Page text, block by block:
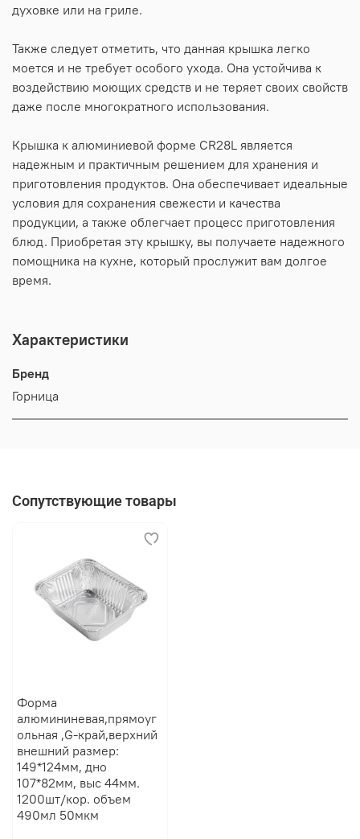
духовке или на гриле.
Также следует отметить, что данная крышка легко
моется и не требует особого ухода. Она устойчива к
воздействию моющих средств и не теряет своих свойств
даже после многократного использования.
Крышка к алюминиевой форме CR28L является
надежным и практичным решением для хранения и
приготовления продуктов. Она обеспечивает идеальные
условия для сохранения свежести и качества
продукции, а также облегчает процесс приготовления
блюд. Приобретая эту крышку, вы получаете надежного
помощника на кухне, который прослужит вам долгое
время.
Характеристики
Бренд
Горница
Сопутствующие товары
Форма
алюмининевая,прямоуг
ольная ,G-край,верхний
внешний размер:
149*124мм, дно
107*82мм, выс 44мм.
1200шт/кор. объем
490мл 50мкм